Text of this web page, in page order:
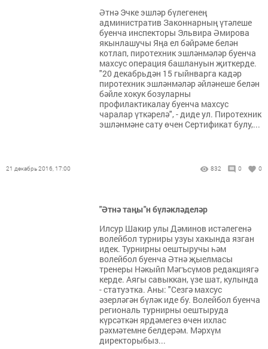
Әтнә Эчке эшләр бүлегенең
административ Законнарның үтәлеше
буенча инспекторы Эльвира Әмирова
якынлашучы Яңа ел бәйрәме белән
котлап, пиротехник эшләнмәләр буенча
махсус операция башлануын җиткерде.
"20 декабрьдән 15 гыйнварга кадәр
пиротехник эшләнмәләр әйләнеше белән
бәйле хокук бозуларны
профилактикалау буенча махсус
чаралар үткәрелә", - диде ул. Пиротехник
эшләнмәне сату өчен Сертификат булу,...
21 декабрь 2016, 17:00 832 0 0
"Әтнә таңы"н бүләкләделәр
Илсур Шакир улы Дәминов истәлегенә
волейбол турниры узуы хакында язган
идек. Турнирны оештыручы һәм
волейбол буенча Әтнә җыелмасы
тренеры Нәкыйп Мәгъсүмов редакциягә
керде. Аягы савыккан, үзе шат, кулында
- статуэтка. Аны: "Сезгә махсус
әзерләгән бүләк иде бу. Волейбол буенча
региональ турнирны оештыруда
күрсәткән ярдәмегез өчен ихлас
рәхмәтемне белдерәм. Мәрхүм
директорыбыз...